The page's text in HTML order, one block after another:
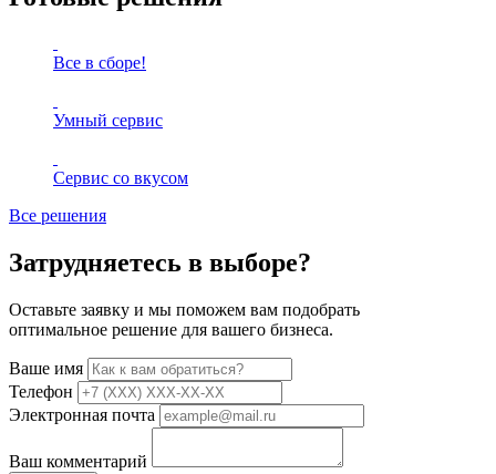
Все в сборе!
Умный сервис
Сервис со вкусом
Все решения
Затрудняетесь в выборе?
Оставьте заявку и мы поможем вам подобрать
оптимальное решение для вашего бизнеса.
Ваше имя
Телефон
Электронная почта
Ваш комментарий